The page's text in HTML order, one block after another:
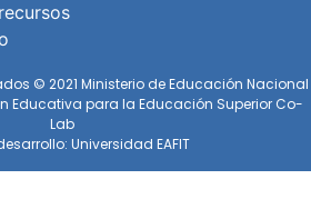
© 2021 Ministerio de Educación Nacional
Educativa para la Educación Superior Co-
Lab
Universidad EAFIT